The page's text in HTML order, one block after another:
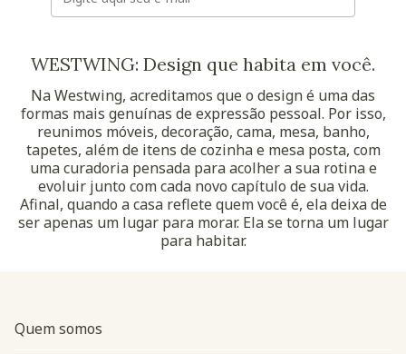
WESTWING: Design que habita em você.
Na Westwing, acreditamos que o design é uma das
formas mais genuínas de expressão pessoal. Por isso,
reunimos móveis, decoração, cama, mesa, banho,
tapetes, além de itens de cozinha e mesa posta, com
uma curadoria pensada para acolher a sua rotina e
evoluir junto com cada novo capítulo de sua vida.
Afinal, quando a casa reflete quem você é, ela deixa de
ser apenas um lugar para morar. Ela se torna um lugar
para habitar.
Quem somos